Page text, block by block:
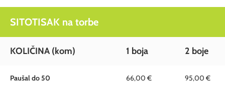
SITOTISAK na torbe
KOLIČINA (kom) 1 boja 2 boje
Paušal do 50 66,00 € 95,00 €